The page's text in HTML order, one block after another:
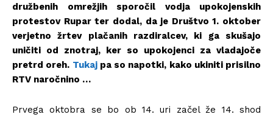
družbenih omrežjih sporočil vodja upokojenskih
protestov Rupar ter dodal, da je Društvo 1. oktober
verjetno žrtev plačanih razdiralcev, ki ga skušajo
uničiti od znotraj, ker so upokojenci za vladajoče
pretrd oreh. Tukajpa so napotki, kako ukiniti prisilno
RTV naročnino …
Prvega oktobra se bo ob 14. uri začel že 14. shod